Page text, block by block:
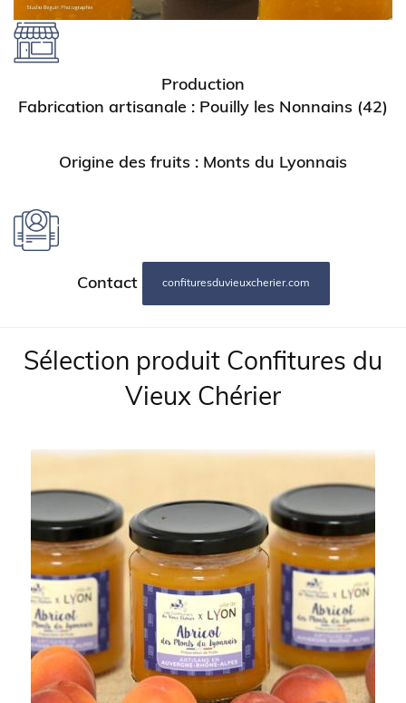
Production
Fabrication artisanale : Pouilly les Nonnains (42)
Origine des fruits : Monts du Lyonnais
Contact confituresduvieuxcherier.com
Titre:
Sélection produit Confitures du
Vieux Chérier
Produits:
Image: